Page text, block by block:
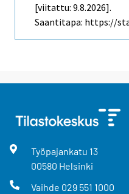
[viitattu: 9.8.2026].
Saantitapa: https://
Työpajankatu 13
00580 Helsinki
Vaihde 029 551 1000